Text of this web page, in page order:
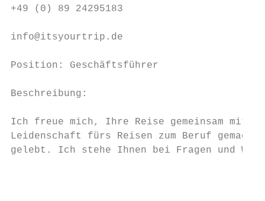
+49 (0) 89 24295183
info@itsyourtrip.de
Position: Geschäftsführer
Beschreibung:
Ich freue mich, Ihre Reise gemeinsam mit
Leidenschaft fürs Reisen zum Beruf
gelebt. Ich stehe Ihnen bei Fragen und